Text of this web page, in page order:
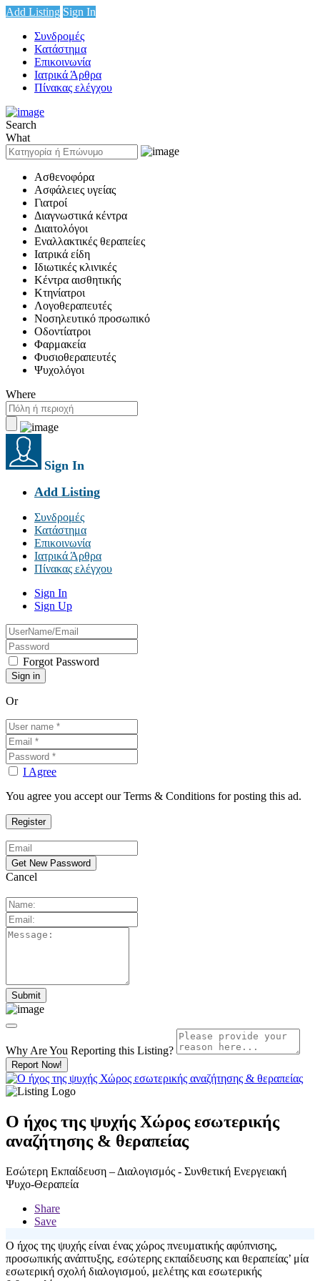
Add Listing Sign In
Συνδρομές
Κατάστημα
Επικοινωνία
Ιατρικά Άρθρα
Πίνακας ελέγχου
Search
What
Ασθενοφόρα
Ασφάλειες υγείας
Γιατροί
Διαγνωστικά κέντρα
Διαιτολόγοι
Εναλλακτικές θεραπείες
Ιατρικά είδη
Ιδιωτικές κλινικές
Κέντρα αισθητικής
Κτηνίατροι
Λογοθεραπευτές
Νοσηλευτικό προσωπικό
Οδοντίατροι
Φαρμακεία
Φυσιοθεραπευτές
Ψυχολόγοι
Where
Sign In
Add Listing
Συνδρομές
Κατάστημα
Επικοινωνία
Ιατρικά Άρθρα
Πίνακας ελέγχου
Sign In
Sign Up
Forgot Password
Or
I Agree
You agree you accept our Terms & Conditions for posting this ad.
Cancel
Why Are You Reporting this Listing?
Report Now!
Ο ήχος της ψυχής Χώρος εσωτερικής
αναζήτησης & θεραπείας
Εσώτερη Εκπαίδευση – Διαλογισμός - Συνθετική Ενεργειακή
Ψυχο-Θεραπεία
Share
Save
Ο ήχος της ψυχής είναι ένας χώρος πνευματικής αφύπνισης,
προσωπικής ανάπτυξης, εσώτερης εκπαίδευσης και θεραπείας’ μία
εσωτερική σχολή διαλογισμού, μελέτης και εσωτερικής